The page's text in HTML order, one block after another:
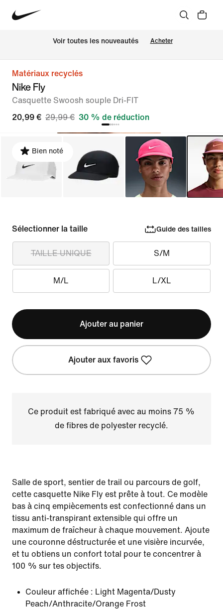
Voir toutes les nouveautés Acheter
Matériaux recyclés
Nike Fly
Casquette Swoosh souple Dri-FIT
20,99 € 29,99 € 30 % de réduction
Bien noté
Sélectionner la taille Guide des tailles
TAILLE UNIQUE S/M
M/L L/XL
Ajouter au panier
Ajouter aux favoris
Ce produit est fabriqué avec au moins 75 %
de fibres de polyester recyclé.
Salle de sport, sentier de trail ou parcours de golf,
cette casquette Nike Fly est prête à tout. Ce modèle
bas à cinq empiècements est confectionné dans un
tissu anti-transpirant extensible qui offre un
maximum de fraîcheur à chaque mouvement. Ajoute
une couronne déstructurée et une visière incurvée,
et tu obtiens un confort total pour te concentrer à
100 % sur tes objectifs.
Couleur affichée : Light Magenta/Dusty
Peach/Anthracite/Orange Frost